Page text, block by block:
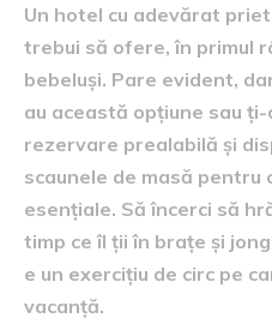
Un hotel cu adevărat
trebui să ofere, în primul
bebeluși. Pare evident,
au această opțiune sau
rezervare prealabilă și
scaunele de masă
esențiale. Să încerci să
timp ce îl ții în brațe și
e un exercițiu de circ pe
vacanță.